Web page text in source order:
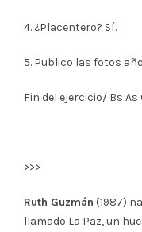
4. ¿Placentero? Sí.
5. Publico las fotos
Fin del ejercicio/ Bs As
>>>
Ruth Guzmán (1987)
llamado La Paz, un